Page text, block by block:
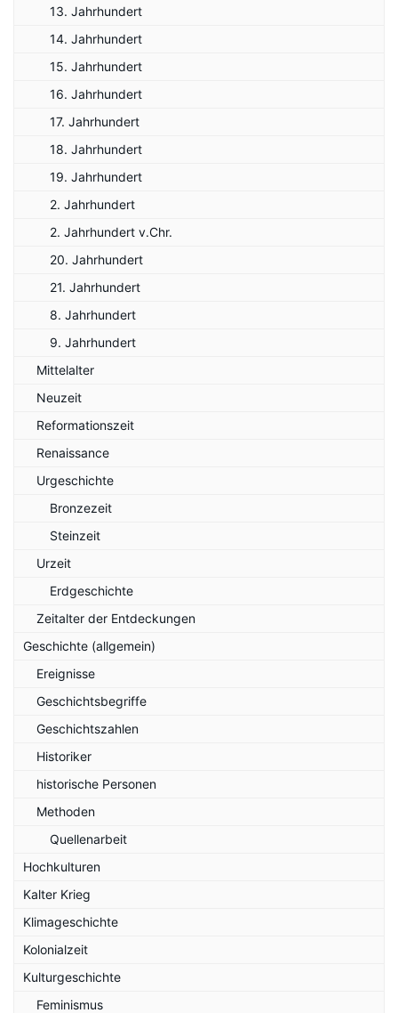
13. Jahrhundert
14. Jahrhundert
15. Jahrhundert
16. Jahrhundert
17. Jahrhundert
18. Jahrhundert
19. Jahrhundert
2. Jahrhundert
2. Jahrhundert v.Chr.
20. Jahrhundert
21. Jahrhundert
8. Jahrhundert
9. Jahrhundert
Mittelalter
Neuzeit
Reformationszeit
Renaissance
Urgeschichte
Bronzezeit
Steinzeit
Urzeit
Erdgeschichte
Zeitalter der Entdeckungen
Geschichte (allgemein)
Ereignisse
Geschichtsbegriffe
Geschichtszahlen
Historiker
historische Personen
Methoden
Quellenarbeit
Hochkulturen
Kalter Krieg
Klimageschichte
Kolonialzeit
Kulturgeschichte
Feminismus